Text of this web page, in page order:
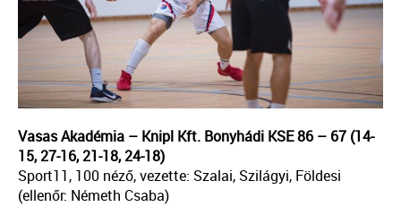
Vasas Akadémia – Knipl Kft. Bonyhádi KSE 86 – 67 (14-
15, 27-16, 21-18, 24-18)
Sport11, 100 néző, vezette: Szalai, Szilágyi, Földesi
(ellenőr: Németh Csaba)